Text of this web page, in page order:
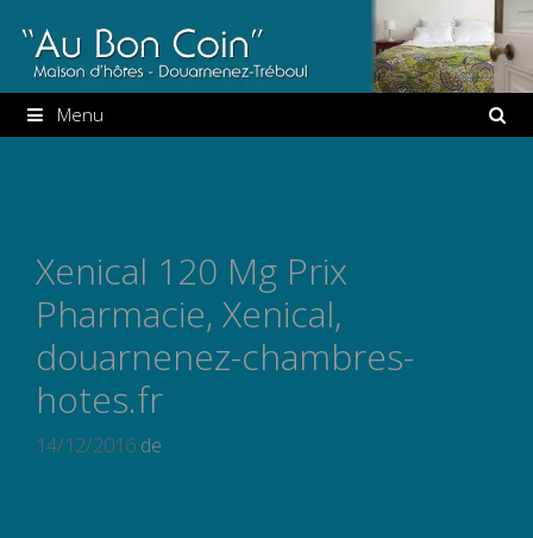
au
contenu
Menu
Xenical 120 Mg Prix
Pharmacie, Xenical,
douarnenez-chambres-
hotes.fr
14/12/2016 de